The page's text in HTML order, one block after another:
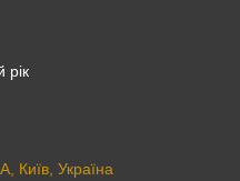
рік
Київ, Україна